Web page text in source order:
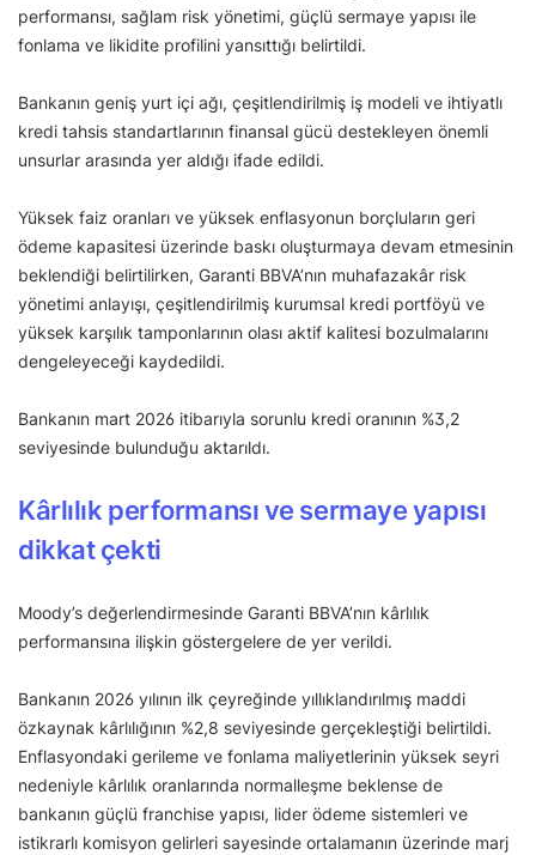
performansı, sağlam risk yönetimi, güçlü sermaye yapısı ile
fonlama ve likidite profilini yansıttığı belirtildi.
Bankanın geniş yurt içi ağı, çeşitlendirilmiş iş modeli ve ihtiyatlı
kredi tahsis standartlarının finansal gücü destekleyen önemli
unsurlar arasında yer aldığı ifade edildi.
Yüksek faiz oranları ve yüksek enflasyonun borçluların geri
ödeme kapasitesi üzerinde baskı oluşturmaya devam etmesinin
beklendiği belirtilirken, Garanti BBVA’nın muhafazakâr risk
yönetimi anlayışı, çeşitlendirilmiş kurumsal kredi portföyü ve
yüksek karşılık tamponlarının olası aktif kalitesi bozulmalarını
dengeleyeceği kaydedildi.
Bankanın mart 2026 itibarıyla sorunlu kredi oranının %3,2
seviyesinde bulunduğu aktarıldı.
Kârlılık performansı ve sermaye yapısı
dikkat çekti
Moody’s değerlendirmesinde Garanti BBVA’nın kârlılık
performansına ilişkin göstergelere de yer verildi.
Bankanın 2026 yılının ilk çeyreğinde yıllıklandırılmış maddi
özkaynak kârlılığının %2,8 seviyesinde gerçekleştiği belirtildi.
Enflasyondaki gerileme ve fonlama maliyetlerinin yüksek seyri
nedeniyle kârlılık oranlarında normalleşme beklense de
bankanın güçlü franchise yapısı, lider ödeme sistemleri ve
istikrarlı komisyon gelirleri sayesinde ortalamanın üzerinde marj